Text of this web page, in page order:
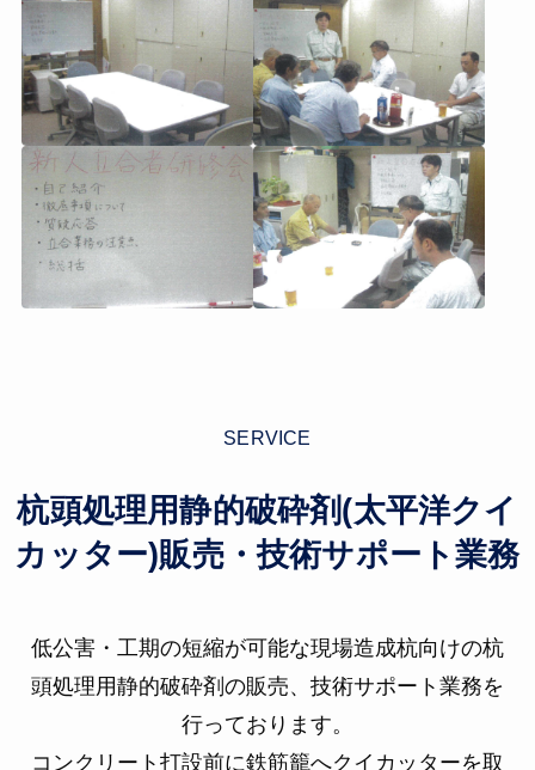
SERVICE
杭頭処理用静的破砕剤(太平洋クイ
カッター)販売・技術サポート業務
低公害・工期の短縮が可能な現場造成杭向けの杭
頭処理用静的破砕剤の販売、技術サポート業務を
行っております。
コンクリート打設前に鉄筋籠へクイカッターを取